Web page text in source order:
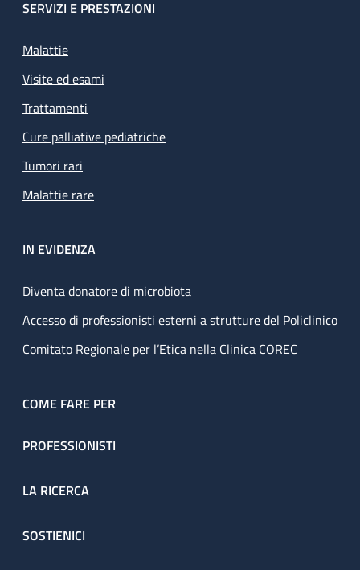
SERVIZI E PRESTAZIONI
Malattie
Visite ed esami
Trattamenti
Cure palliative pediatriche
Tumori rari
Malattie rare
IN EVIDENZA
Diventa donatore di microbiota
Accesso di professionisti esterni a strutture del Policlinico
Comitato Regionale per l’Etica nella Clinica COREC
COME FARE PER
PROFESSIONISTI
LA RICERCA
SOSTIENICI